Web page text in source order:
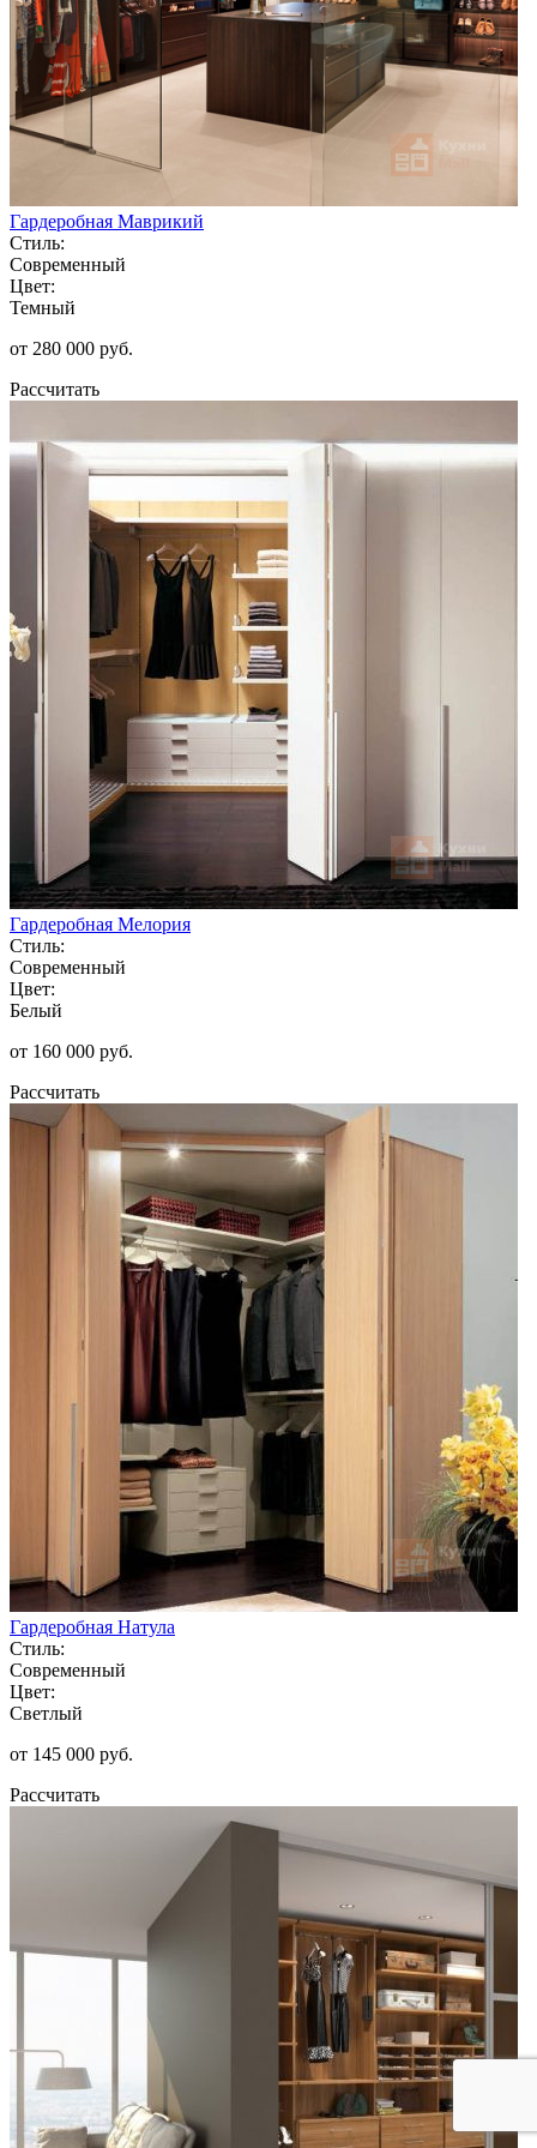
Гардеробная Маврикий
Стиль:
Современный
Цвет:
Темный
от 280 000 руб.
Рассчитать
Гардеробная Мелория
Стиль:
Современный
Цвет:
Белый
от 160 000 руб.
Рассчитать
Гардеробная Натула
Стиль:
Современный
Цвет:
Светлый
от 145 000 руб.
Рассчитать